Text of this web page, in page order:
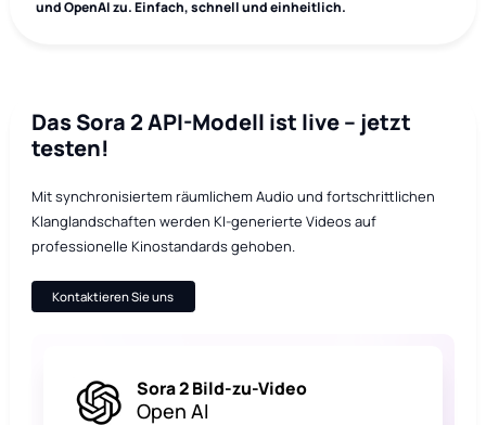
und OpenAI zu. Einfach, schnell und einheitlich.
Das Sora 2 API-Modell ist live – jetzt
testen!
Mit synchronisiertem räumlichem Audio und fortschrittlichen
Klanglandschaften werden KI-generierte Videos auf
professionelle Kinostandards gehoben.
Kontaktieren Sie uns
Sora 2 Bild-zu-Video
Open AI